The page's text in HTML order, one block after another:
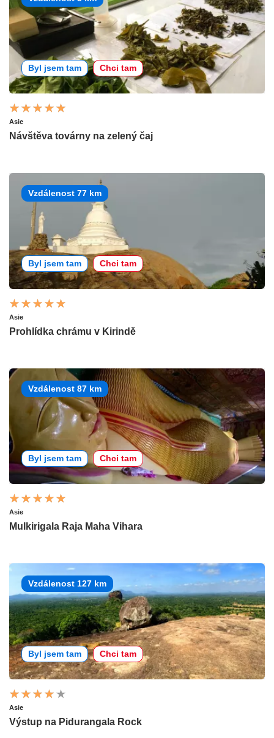
Byl jsem tam Chci tam
Asie
Návštěva továrny na zelený čaj
Vzdálenost 77 km
Byl jsem tam Chci tam
Asie
Prohlídka chrámu v Kirindě
Vzdálenost 87 km
Byl jsem tam Chci tam
Asie
Mulkirigala Raja Maha Vihara
Vzdálenost 127 km
Byl jsem tam Chci tam
Asie
Výstup na Pidurangala Rock